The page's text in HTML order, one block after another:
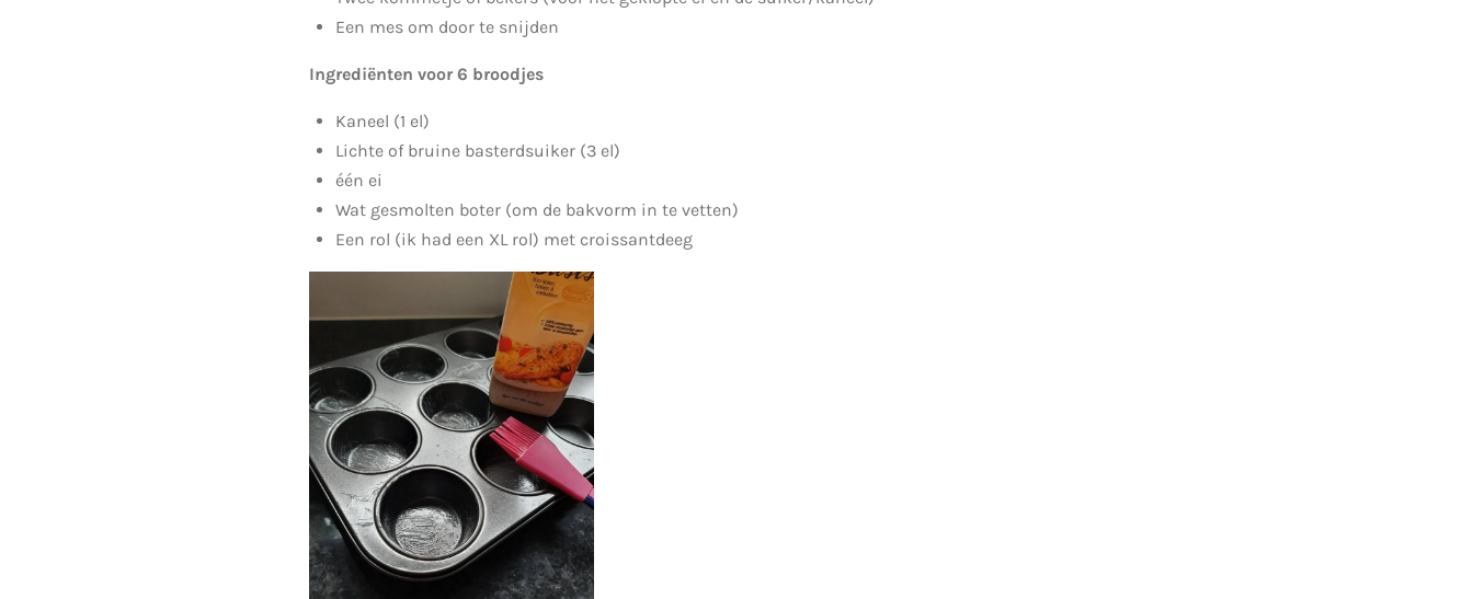
Een mes om door te snijden
Ingrediënten voor 6 broodjes
Kaneel (1 el)
Lichte of bruine basterdsuiker (3 el)
één ei
Wat gesmolten boter (om de bakvorm in te vetten)
Een rol (ik had een XL rol) met croissantdeeg